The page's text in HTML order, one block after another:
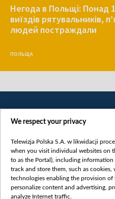
Негода в Польщі: Понад
виїздів рятувальників,
людей постраждали
ПОЛЬЩА
We respect your privacy
Telewizja Polska S.A. w likwidacji
when you visit individual websites on
to as the Portal), including
track and store them, such as
technologies enabling the provision of
personalize content and advertising,
analyze Internet traffic.